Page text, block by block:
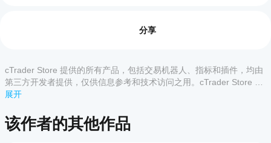
倍数，捕捉强趋势和震荡区间。
客户评价
该产
品尚
用
指
标?
后， 添
加实例
哪些
cTrader
分享
cTrader Store 提供的所有产品，包括交易机器人、指标和插件，均由
第三方开发者提供，仅供信息参考和技术访问之用。cTrader Store 并
非经纪商，不提供投资建议、个人推荐或任何未来业绩保证。
展开
该作者的其他作品